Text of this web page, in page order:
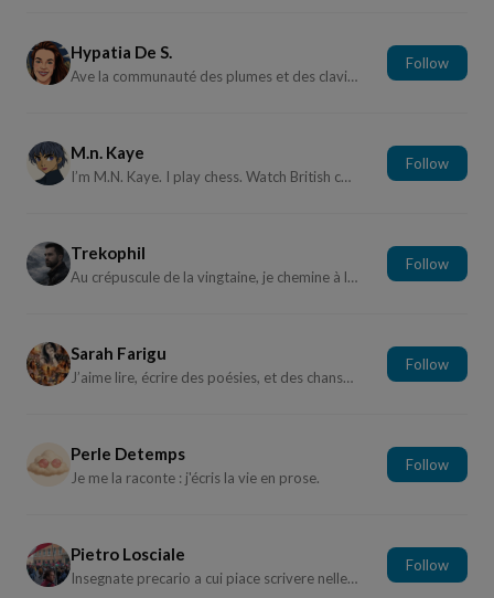
Hypatia De S.
Ave la communauté des plumes et des claviers ! P...
Follow
M.n. Kaye
I’m M.N. Kaye. I play chess. Watch British comedy....
Follow
Trekophil
Au crépuscule de la vingtaine, je chemine à la man...
Follow
Sarah Farigu
J’aime lire, écrire des poésies, et des chansons....
Follow
Perle Detemps
Je me la raconte : j'écris la vie en prose.
Follow
Pietro Losciale
Insegnate precario a cui piace scrivere nelle brev...
Follow